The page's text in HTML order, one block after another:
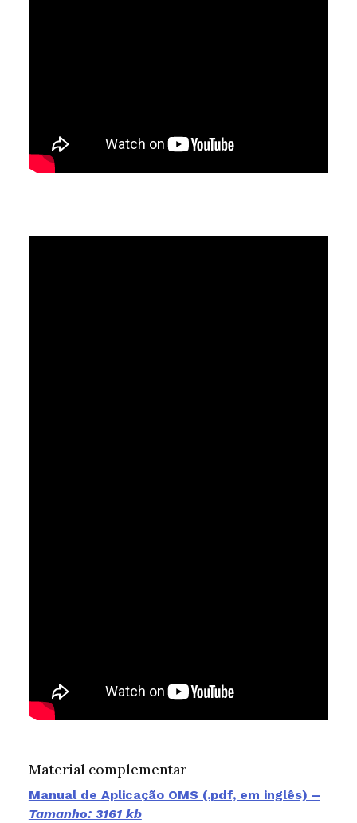
Material complementar
Manual de Aplicação OMS (.pdf, em inglês) –
Tamanho: 3161 kb